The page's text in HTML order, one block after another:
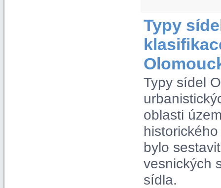
Typy
Typy sídel
oblasti
bylo
vesnických
sídla.